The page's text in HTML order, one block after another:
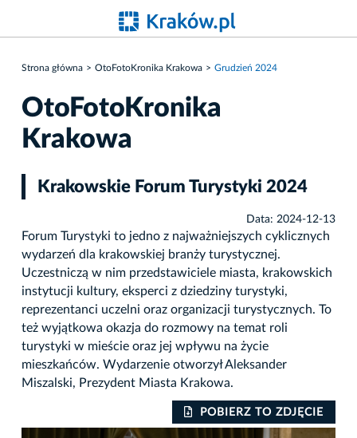
Strona główna OtoFotoKronika Krakowa Grudzień 2024
OtoFotoKronika
Krakowa
Krakowskie Forum Turystyki 2024
Data: 2024-12-13
Forum Turystyki to jedno z najważniejszych cyklicznych
wydarzeń dla krakowskiej branży turystycznej.
Uczestniczą w nim przedstawiciele miasta, krakowskich
instytucji kultury, eksperci z dziedziny turystyki,
reprezentanci uczelni oraz organizacji turystycznych. To
też wyjątkowa okazja do rozmowy na temat roli
turystyki w mieście oraz jej wpływu na życie
mieszkańców. Wydarzenie otworzył Aleksander
Miszalski, Prezydent Miasta Krakowa.
POBIERZ TO ZDJĘCIE